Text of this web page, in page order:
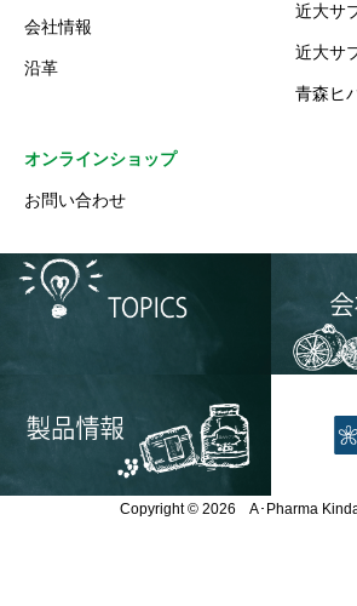
会社情報
沿革
近大サ
近大サ
青森ヒ
オンラインショップ
お問い合わせ
Copyright © 2026 A･Pharma